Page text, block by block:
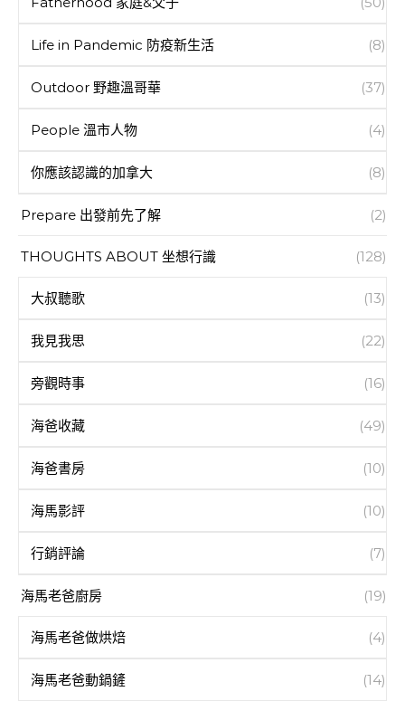
Life in Pandemic 防疫新生活 (8)
Outdoor 野趣溫哥華 (37)
People 溫市人物 (4)
你應該認識的加拿大 (8)
Prepare 出發前先了解 (2)
THOUGHTS ABOUT 坐想行識 (128)
大叔聽歌 (13)
我見我思 (22)
旁觀時事 (16)
海爸收藏 (49)
海爸書房 (10)
海馬影評 (10)
行銷評論 (7)
海馬老爸廚房 (19)
海馬老爸做烘焙 (4)
海馬老爸動鍋鏟 (14)